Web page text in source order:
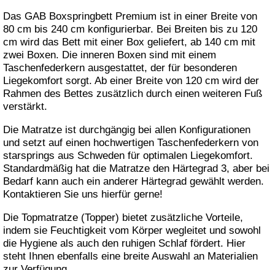
Das GAB Boxspringbett Premium ist in einer Breite von
80 cm bis 240 cm konfigurierbar. Bei Breiten bis zu 120
cm wird das Bett mit einer Box geliefert, ab 140 cm mit
zwei Boxen. Die inneren Boxen sind mit einem
Taschenfederkern ausgestattet, der für besonderen
Liegekomfort sorgt. Ab einer Breite von 120 cm wird der
Rahmen des Bettes zusätzlich durch einen weiteren Fuß
verstärkt.
Die Matratze ist durchgängig bei allen Konfigurationen
und setzt auf einen hochwertigen Taschenfederkern von
starsprings aus Schweden für optimalen Liegekomfort.
Standardmäßig hat die Matratze den Härtegrad 3, aber bei
Bedarf kann auch ein anderer Härtegrad gewählt werden.
Kontaktieren Sie uns hierfür gerne!
Die Topmatratze (Topper) bietet zusätzliche Vorteile,
indem sie Feuchtigkeit vom Körper wegleitet und sowohl
die Hygiene als auch den ruhigen Schlaf fördert. Hier
steht Ihnen ebenfalls eine breite Auswahl an Materialien